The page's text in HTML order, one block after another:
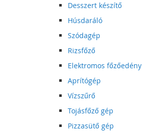
Desszert készítő
Húsdaráló
Szódagép
Rizsfőző
Elektromos főzőedény
Aprítógép
Vízszűrő
Tojásfőző gép
Pizzasütő gép